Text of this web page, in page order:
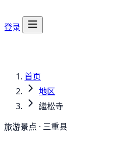
登录
首页
地区
繼松寺
旅游景点 · 三重县